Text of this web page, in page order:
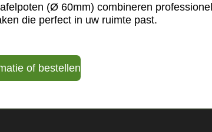
(Ø 60mm) combineren
die perfect in uw ruimte past.
of bestellen